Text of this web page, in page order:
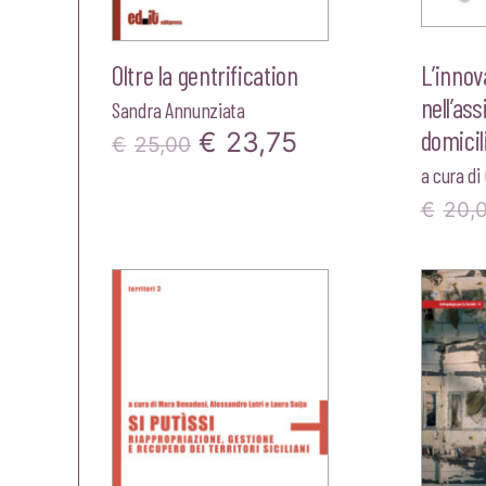
Oltre la gentrification
Sandra Annunziata
€ 25,00 Il
era:
€ 23,75
è:
a cura di
€